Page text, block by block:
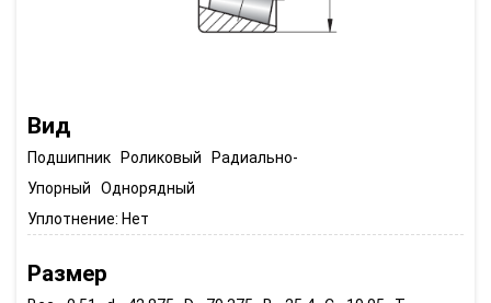
Вид
Подшипник Роликовый Радиально-
Упорный Однорядный
Уплотнение: Нет
Размер